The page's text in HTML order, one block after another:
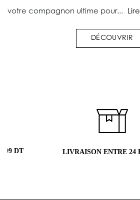
votre compagnon ultime pour...
DÉCOUVRIR
99 DT LIVRAISON ENTRE 24